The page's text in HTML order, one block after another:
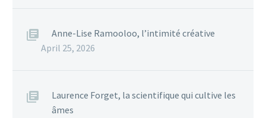
Anne-Lise Ramooloo, l’intimité créative
April 25, 2026
Laurence Forget, la scientifique qui cultive les
âmes